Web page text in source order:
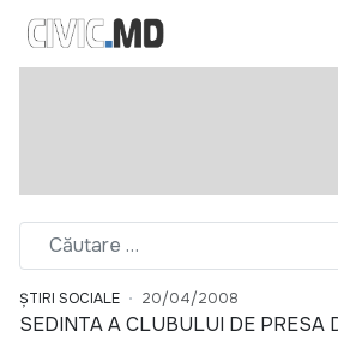
ȘTIRI SOCIALE 20/04/2008
SEDINTA A CLUBULUI DE PRESA